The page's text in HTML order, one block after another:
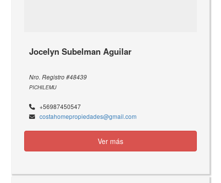
Jocelyn Subelman Aguilar
Nro. Registro #48439
PICHILEMU
+56987450547
costahomepropiedades@gmail.com
Ver más